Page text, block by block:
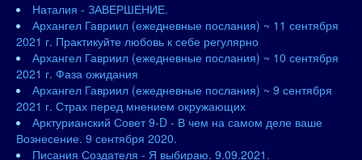
Наталия - ЗАВЕРШЕНИЕ.
Архангел Гавриил (ежедневные послания) ~ 11 сентября
2021 г. Практикуйте любовь к себе регулярно
Архангел Гавриил (ежедневные послания) ~ 10 сентября
2021 г. Фаза ожидания
Архангел Гавриил (ежедневные послания) ~ 9 сентября
2021 г. Страх перед мнением окружающих
Арктурианский Совет 9-D - В чем на самом деле ваше
Вознесение. 9 сентября 2020.
Писания Создателя - Я выбираю. 9.09.2021.